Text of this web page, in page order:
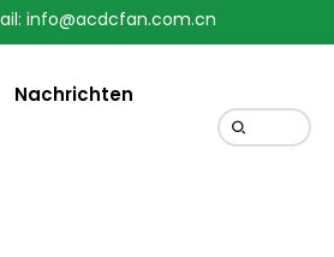
info@acdcfan.com.cn
Nachrichten